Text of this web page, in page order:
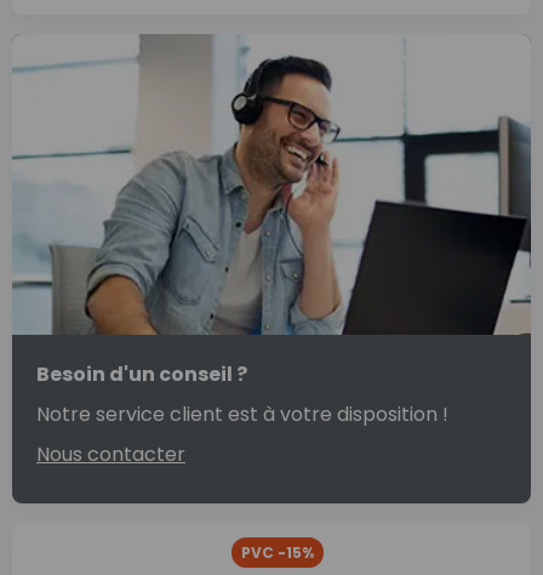
Besoin d'un conseil ?
Notre service client est à votre disposition !
Nous contacter
PVC -15%